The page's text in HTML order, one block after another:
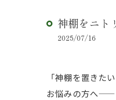
神棚をニト
2025/07/16
「神棚を置きた
お悩みの方へ――